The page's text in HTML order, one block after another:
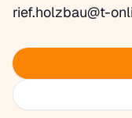
rief.holzbau@t-